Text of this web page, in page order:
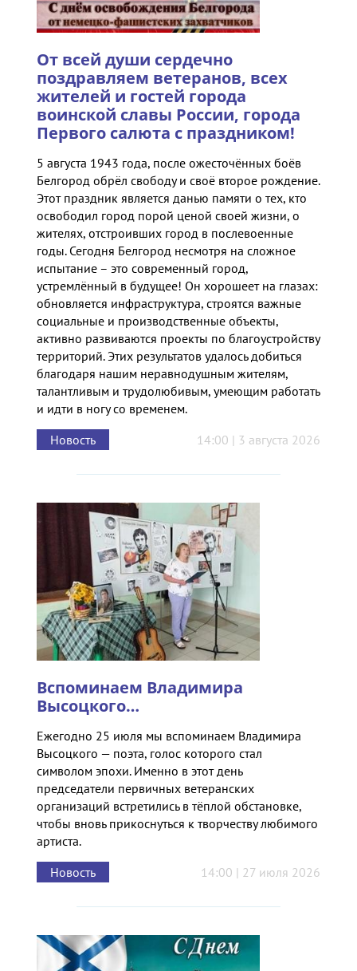
От всей души сердечно
поздравляем ветеранов, всех
жителей и гостей города
воинской славы России, города
Первого салюта с праздником!
5 августа 1943 года, после ожесточённых боёв
Белгород обрёл свободу и своё второе рождение.
Этот праздник является данью памяти о тех, кто
освободил город порой ценой своей жизни, о
жителях, отстроивших город в послевоенные
годы. Сегодня Белгород несмотря на сложное
испытание – это современный город,
устремлённый в будущее! Он хорошеет на глазах:
обновляется инфраструктура, строятся важные
социальные и производственные объекты,
активно развиваются проекты по благоустройству
территорий. Этих результатов удалось добиться
благодаря нашим неравнодушным жителям,
талантливым и трудолюбивым, умеющим работать
и идти в ногу со временем.
Новость
14:00 | 3 августа 2026
Вспоминаем Владимира
Высоцкого…
Ежегодно 25 июля мы вспоминаем Владимира
Высоцкого — поэта, голос которого стал
символом эпохи. Именно в этот день
председатели первичных ветеранских
организаций встретились в тёплой обстановке,
чтобы вновь прикоснуться к творчеству любимого
артиста.
Новость
14:00 | 27 июля 2026